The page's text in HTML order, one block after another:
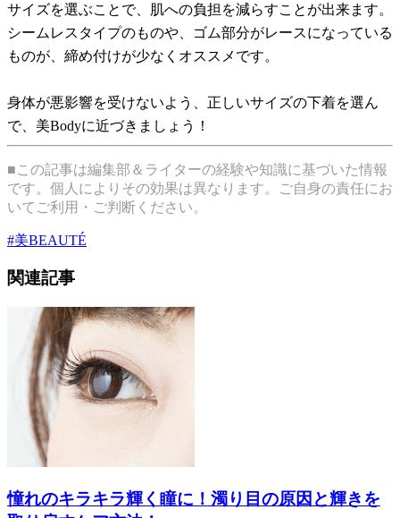
サイズを選ぶことで、肌への負担を減らすことが出来ます。
シームレスタイプのものや、ゴム部分がレースになっている
ものが、締め付けが少なくオススメです。
身体が悪影響を受けないよう、正しいサイズの下着を選ん
で、美Bodyに近づきましょう！
■この記事は編集部＆ライターの経験や知識に基づいた情報
です。個人によりその効果は異なります。ご自身の責任にお
いてご利用・ご判断ください。
#美BEAUTÉ
関連記事
憧れのキラキラ輝く瞳に！濁り目の原因と輝きを